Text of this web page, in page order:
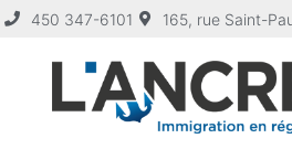
450 347-6101 165, rue Saint-